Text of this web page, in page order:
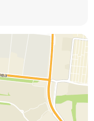
из книг прямо на
неравнодушных
костюмов
и создать
ЭТАПА: